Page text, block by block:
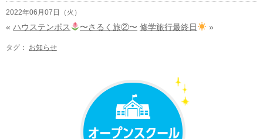
2022年06月07日（火）
« ハウステンボス 〜さるく旅②〜 修学旅行最終日 »
タグ： お知らせ